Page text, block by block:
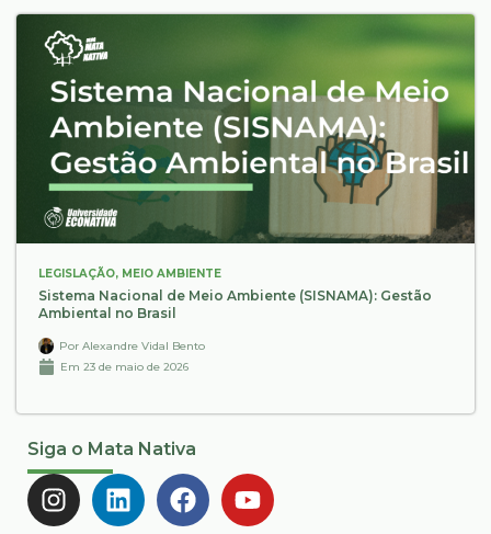
LEGISLAÇÃO, MEIO AMBIENTE
Sistema Nacional de Meio Ambiente (SISNAMA): Gestão
Ambiental no Brasil
Por Alexandre Vidal Bento
Em 23 de maio de 2026
Siga o Mata Nativa